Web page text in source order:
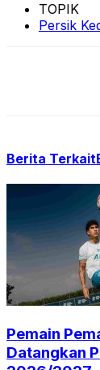
TOPIK
Persik
Berita Terkait
Pemain
Datangkan